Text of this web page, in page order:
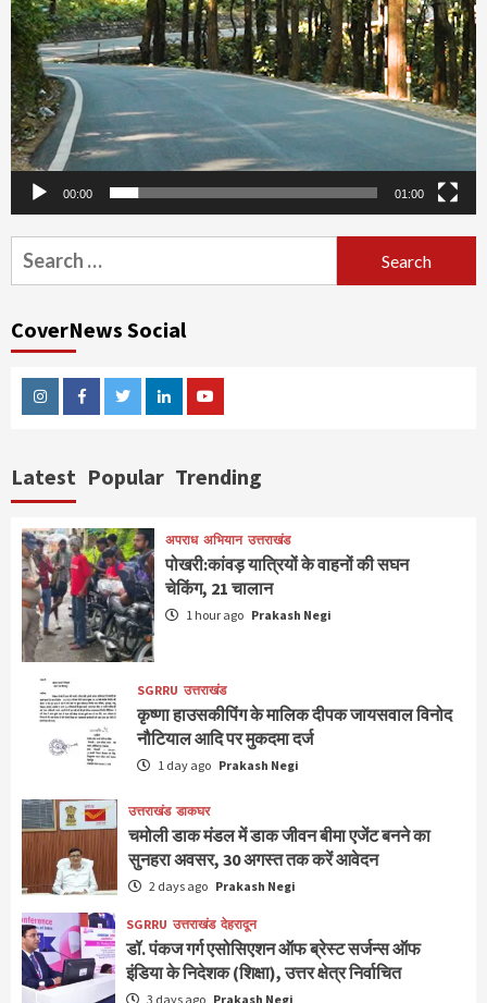
00:00 01:00
Search
for:
CoverNews Social
InstagramFacebookTwitterLinkedinYoutube
Latest Popular Trending
अपराध अभियान उत्तराखंड
पोखरी:कांवड़ यात्रियों के वाहनों की सघन
चेकिंग, 21 चालान
1 hour ago Prakash Negi
SGRRU उत्तराखंड
कृष्णा हाउसकीपिंग के मालिक दीपक जायसवाल विनोद
नौटियाल आदि पर मुकदमा दर्ज
1 day ago Prakash Negi
उत्तराखंड डाकघर
चमोली डाक मंडल में डाक जीवन बीमा एजेंट बनने का
सुनहरा अवसर, 30 अगस्त तक करें आवेदन
2 days ago Prakash Negi
SGRRU उत्तराखंड देहरादून
डॉ. पंकज गर्ग एसोसिएशन ऑफ ब्रेस्ट सर्जन्स ऑफ
इंडिया के निदेशक (शिक्षा), उत्तर क्षेत्र निर्वाचित
3 days ago Prakash Negi